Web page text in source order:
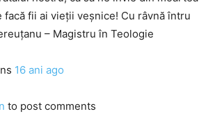
facă fii ai vieţii veşnice! Cu râvnă întru
– Magistru în Teologie
16 ani ago
to post comments